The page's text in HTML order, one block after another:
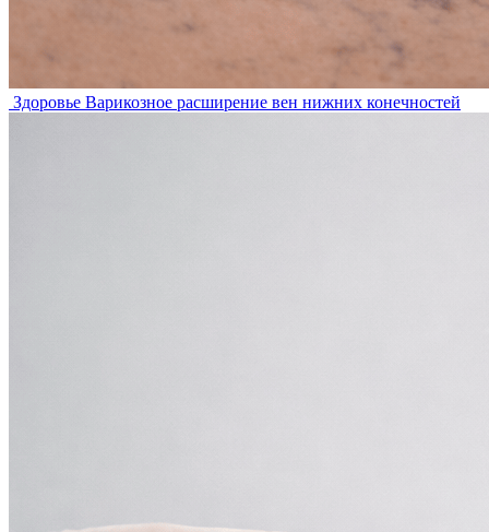
Здоровье Варикозное расширение вен нижних конечностей